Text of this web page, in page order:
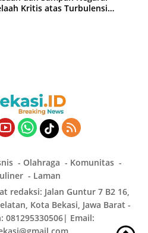
Kritis atas Turbulensi
Olahraga
Komunitas
Laman
redaksi: Jalan Guntur 7 B2 16,
Kota Bekasi, Jawa Barat -
081295330506| Email: